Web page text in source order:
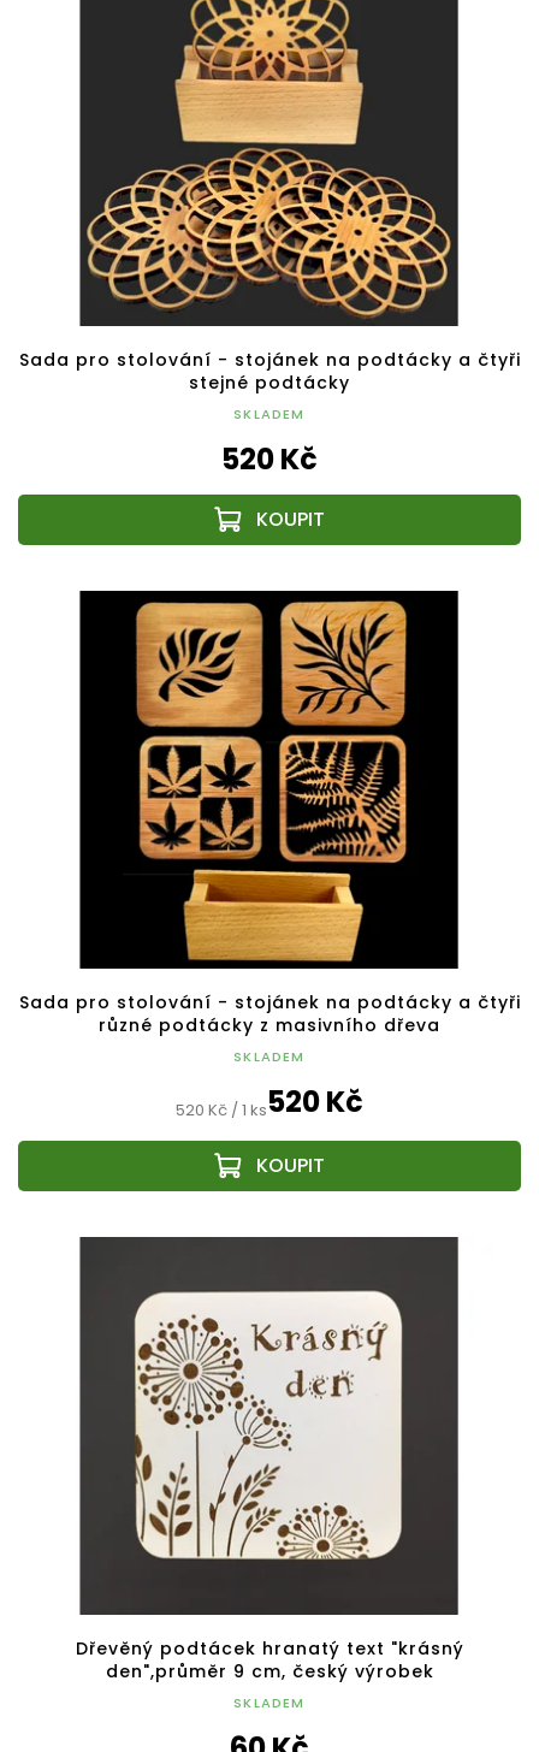
Sada pro stolování - stojánek na podtácky a čtyři
stejné podtácky
SKLADEM
520 Kč
Sada pro stolování - stojánek na podtácky a čtyři
různé podtácky z masivního dřeva
SKLADEM
520 Kč
Měrná
520 Kč / 1 ks
Dřevěný podtácek hranatý text "krásný
den",průměr 9 cm, český výrobek
SKLADEM